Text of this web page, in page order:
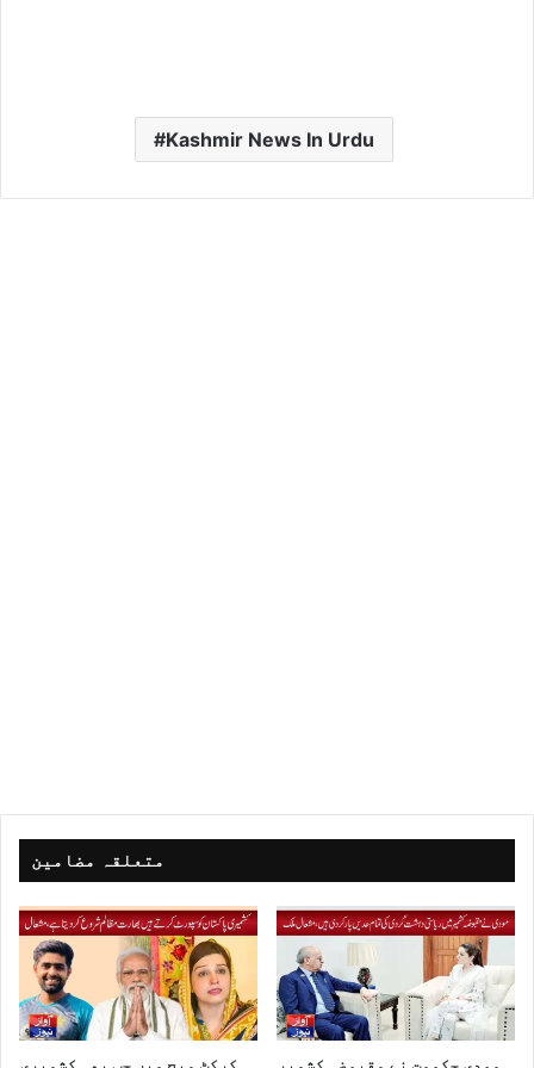
Kashmir News In Urdu
متعلقہ مضامین
کرکٹ میچ میں جب بھی کشمیری مودی حکومت نے مقبوضہ کشمیر